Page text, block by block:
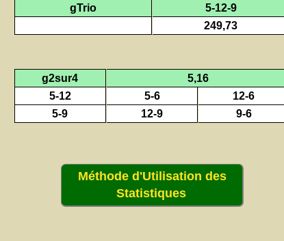
gTrio
5-12-9
249,73
g2sur4
5,16
5-12
5-6
12-6
5-9
12-9 9-6
Méthode d'Utilisation des
Statistiques